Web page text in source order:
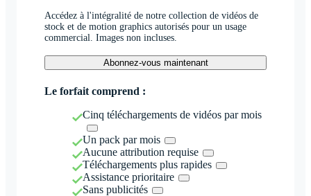
Accédez à l'intégralité de notre collection de vidéos de
stock et de motion graphics autorisés pour un usage
commercial. Images non incluses.
Abonnez-vous maintenant
Le forfait comprend :
Cinq téléchargements de vidéos par mois
Un pack par mois
Aucune attribution requise
Téléchargements plus rapides
Assistance prioritaire
Sans publicités